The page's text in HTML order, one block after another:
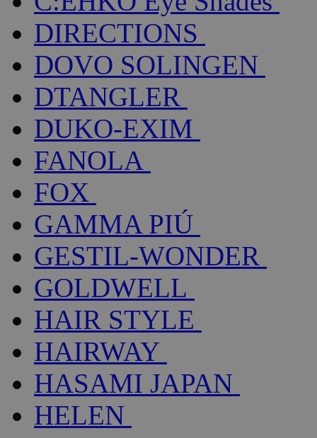
DIRECTIONS
DOVO SOLINGEN
DTANGLER
DUKO-EXIM
FANOLA
FOX
GAMMA PIÚ
GESTIL-WONDER
GOLDWELL
HAIR STYLE
HAIRWAY
HASAMI JAPAN
HELEN